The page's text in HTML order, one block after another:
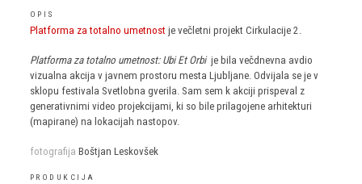
OPIS
Platforma za totalno umetnost je večletni projekt Cirkulacije 2.
Platforma za totalno umetnost: Ubi Et Orbi je bila večdnevna avdio
vizualna akcija v javnem prostoru mesta Ljubljane. Odvijala se je v
sklopu festivala Svetlobna gverila. Sam sem k akciji prispeval z
generativnimi video projekcijami, ki so bile prilagojene arhitekturi
(mapirane) na lokacijah nastopov.
fotografija Boštjan Leskovšek
PRODUKCIJA